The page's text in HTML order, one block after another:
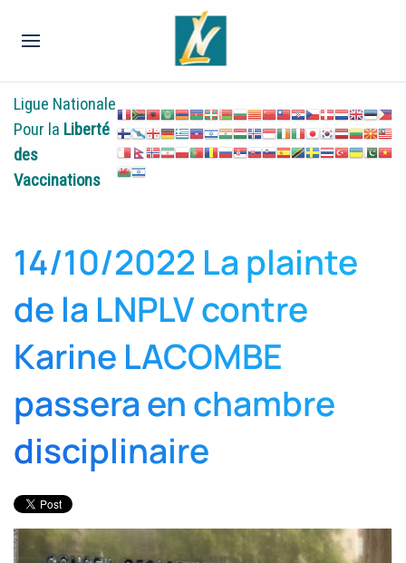
Ligue Nationale
Pour la Liberté
des
Vaccinations
14/10/2022 La plainte
de la LNPLV contre
Karine LACOMBE
passera en chambre
disciplinaire